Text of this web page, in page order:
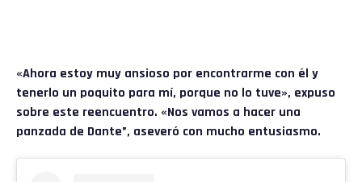
«Ahora estoy muy ansioso por encontrarme con él y
tenerlo un poquito para mí, porque no lo tuve», expuso
sobre este reencuentro. «Nos vamos a hacer una
panzada de Dante”, aseveró con mucho entusiasmo.